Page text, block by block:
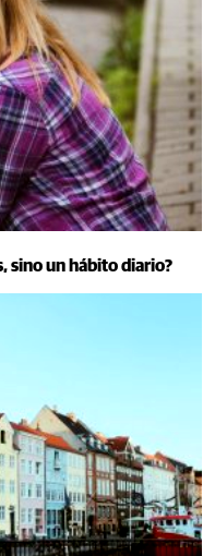
sino un hábito diario?